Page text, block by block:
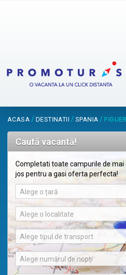
ACASA / DESTINATII / SPANIA /
Caută vacantă!
Completati toate campurile de mai
jos pentru a gasi oferta perfecta!
Alege o țară
Alege o localitate
Alege tipul de transport
Alege numărul de nopți